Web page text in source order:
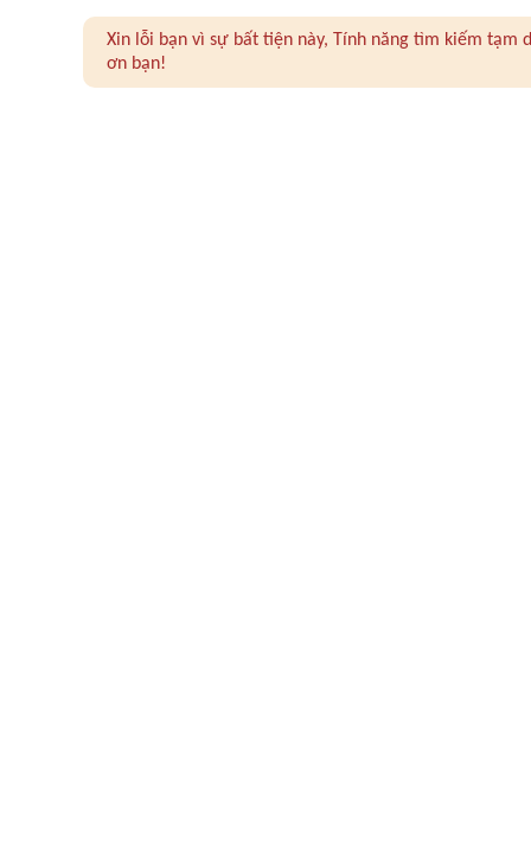
Xin lỗi bạn vì sự bất tiện này, Tính năng tìm kiếm
ơn bạn!